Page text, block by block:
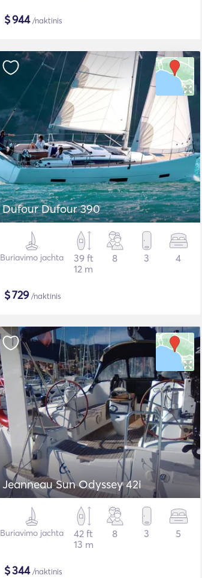
$944/naktinis
Dufour Dufour 390
Buriavimo jachta
39 ft
12 m
8 3 4
$729/naktinis
Jeanneau Sun Odyssey 42i
Buriavimo jachta
42 ft
13 m
8 3 5
$344/naktinis